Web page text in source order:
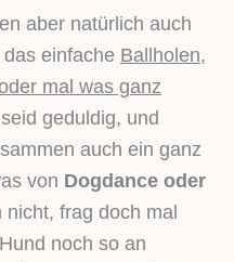
aber natürlich auch
das einfache Ballholen,
mal was ganz
geduldig, und
auch ein ganz
von Dogdance oder
nicht, frag doch mal
noch so an